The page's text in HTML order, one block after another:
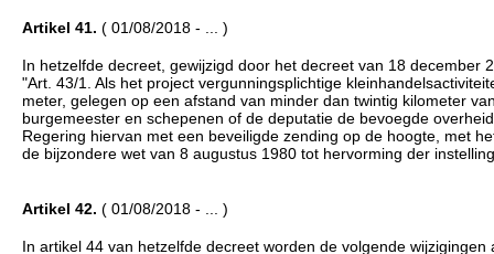
Artikel 41. ( 01/08/2018 - ... )
In hetzelfde decreet, gewijzigd door het decreet van 18 december
"Art. 43/1. Als het project vergunningsplichtige
meter, gelegen op een afstand van minder dan twintig kilometer
burgemeester en schepenen of de deputatie de bevoegde
Regering hiervan met een beveiligde zending op de hoogte, met
de bijzondere wet van 8 augustus 1980 tot hervorming der
Artikel 42. ( 01/08/2018 - ... )
In artikel 44 van hetzelfde decreet worden de volgende wijzigingen